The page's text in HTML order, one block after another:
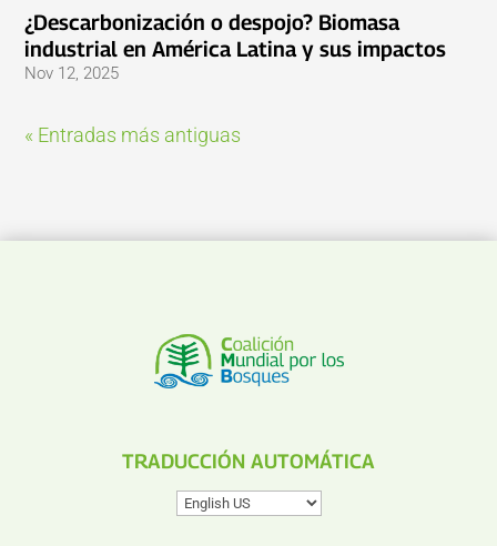
¿Descarbonización o despojo? Biomasa
industrial en América Latina y sus impactos
Nov 12, 2025
« Entradas más antiguas
TRADUCCIÓN AUTOMÁTICA